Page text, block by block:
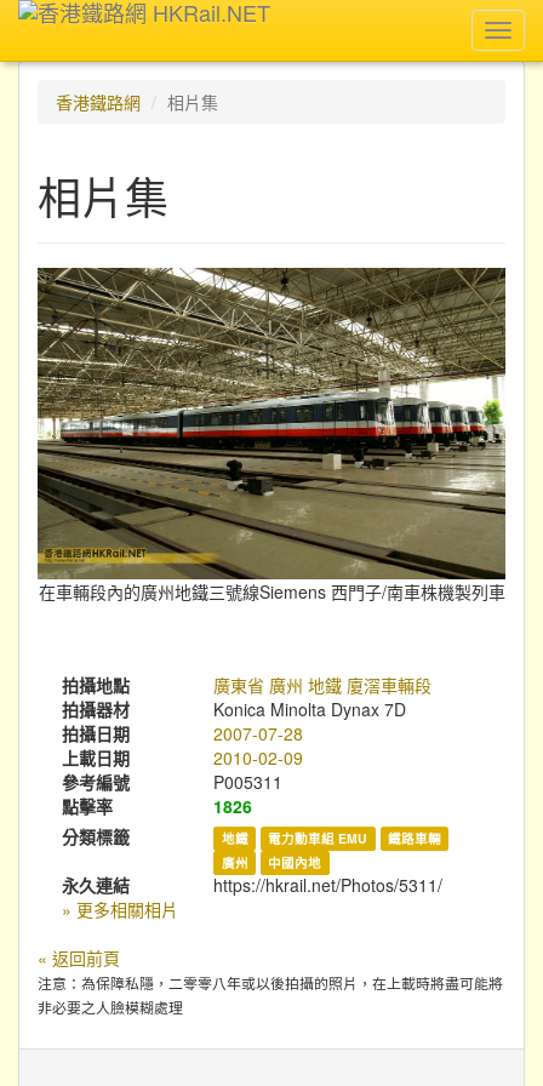
香港鐵路網
相片集
相片集
在車輛段內的廣州地鐵三號線Siemens 西門子/南車株機製列車
拍攝地點
廣東省 廣州 地鐵 廈滘車輛段
拍攝器材
Konica Minolta Dynax 7D
拍攝日期
2007-07-28
上載日期
2010-02-09
參考編號
P005311
點擊率
1826
分類標籤
地鐵 電力動車組 EMU
鐵路車輛
廣州
中國內地
永久連結
https://hkrail.net/Photos/5311/
» 更多相關相片
« 返回前頁
注意：為保障私隱，二零零八年或以後拍攝的照片，在上載時將盡可能將
非必要之人臉模糊處理